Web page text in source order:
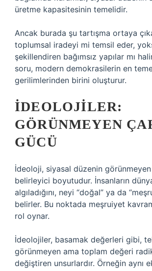
üretme kapasitesinin temelidir.
Ancak burada şu tartışma ortaya
toplumsal iradeyi mi temsil eder,
şekillendiren bağımsız yapılar mı
soru, modern demokrasilerin en
gerilimlerinden birini oluşturur.
İDEOLOJILER:
GÖRÜNMEYEN
GÜCÜ
İdeoloji, siyasal düzenin
belirleyici boyutudur. İnsanların
algıladığını, neyi “doğal” ya da
belirler. Bu noktada meşruiyet
rol oynar.
İdeolojiler, basamak değerleri gibi,
görünmeyen ama toplam değeri
değiştiren unsurlardır. Örneğin aynı